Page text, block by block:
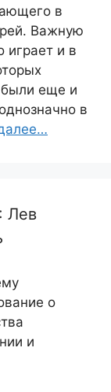
в
Важную
играет и в
были еще и
в
Лев
о
и